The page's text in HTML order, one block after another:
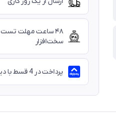
۴۸ ساعت مهلت تست
سخت‌افزار
پرداخت در 4 قسط با دیجی پی